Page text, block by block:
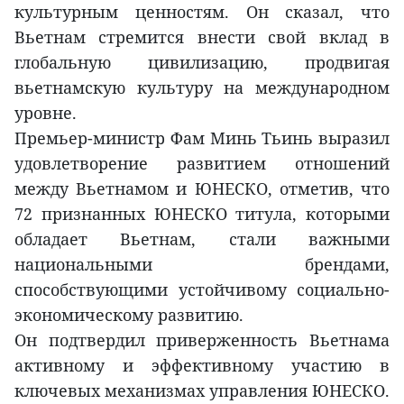
культурным ценностям. Он сказал, что
Вьетнам стремится внести свой вклад в
глобальную цивилизацию, продвигая
вьетнамскую культуру на международном
уровне.
Премьер-министр Фам Минь Тьинь выразил
удовлетворение развитием отношений
между Вьетнамом и ЮНЕСКО, отметив, что
72 признанных ЮНЕСКО титула, которыми
обладает Вьетнам, стали важными
национальными брендами,
способствующими устойчивому социально-
экономическому развитию.
Он подтвердил приверженность Вьетнама
активному и эффективному участию в
ключевых механизмах управления ЮНЕСКО.